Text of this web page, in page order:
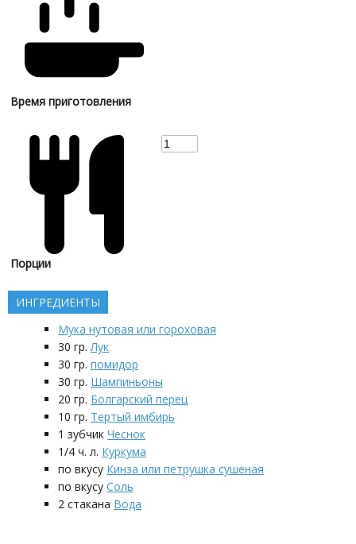
Время приготовления
Порции
ИНГРЕДИЕНТЫ
Мука нутовая или гороховая
30 гр. Лук
30 гр. помидор
30 гр. Шампиньоны
20 гр. Болгарский перец
10 гр. Тертый имбирь
1 зубчик Чеснок
1/4 ч. л. Куркума
по вкусу Кинза или петрушка сушеная
по вкусу Соль
2 стакана Вода